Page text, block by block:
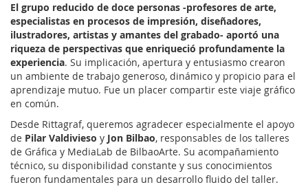
El grupo reducido de doce personas -profesores de arte,
especialistas en procesos de impresión, diseñadores,
ilustradores, artistas y amantes del grabado- aportó una
riqueza de perspectivas que enriqueció profundamente la
experiencia. Su implicación, apertura y entusiasmo crearon
un ambiente de trabajo generoso, dinámico y propicio para el
aprendizaje mutuo. Fue un placer compartir este viaje gráfico
en común.
Desde Rittagraf, queremos agradecer especialmente el apoyo
de Pilar Valdivieso y Jon Bilbao, responsables de los talleres
de Gráfica y MediaLab de BilbaoArte. Su acompañamiento
técnico, su disponibilidad constante y sus conocimientos
fueron fundamentales para un desarrollo fluido del taller.